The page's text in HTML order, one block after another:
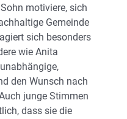
motiviere, sich
Gemeinde
sich besonders
wie Anita
den Wunsch nach
junge Stimmen
dass sie die